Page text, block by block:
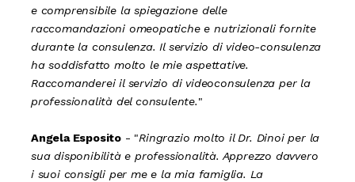
e comprensibile la spiegazione delle
raccomandazioni omeopatiche e nutrizionali fornite
durante la consulenza. Il servizio di video-consulenza
ha soddisfatto molto le mie aspettative.
Raccomanderei il servizio di videoconsulenza per la
professionalità del consulente."
Angela Esposito - "Ringrazio molto il Dr. Dinoi per la
sua disponibilità e professionalità. Apprezzo davvero
i suoi consigli per me e la mia famiglia. La